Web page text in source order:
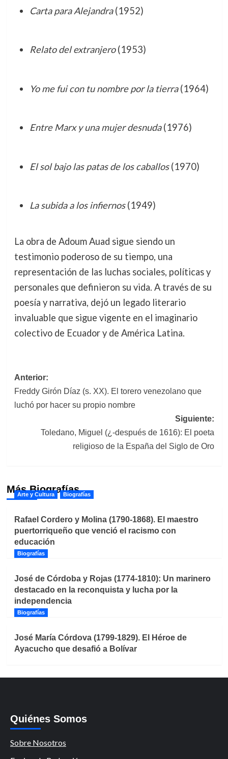
Carta para Alejandra(1952)
Relato del extranjero(1953)
Yo me fui con tu nombre por la tierra(1964)
Entre Marx y una mujer desnuda(1976)
El sol bajo las patas de los caballos(1970)
La subida a los infiernos(1949)
La obra de Adoum Auad sigue siendo un
testimonio poderoso de su tiempo, una
representación de las luchas sociales, políticas y
personales que definieron su vida. A través de su
poesía y narrativa, dejó un legado literario
invaluable que sigue vigente en el imaginario
colectivo de Ecuador y de América Latina.
Navegación
de
entradas
Anterior:
Freddy Girón Díaz (s. XX). El torero venezolano que
luchó por hacer su propio nombre
Siguiente:
Toledano, Miguel (¿-después de 1616): El poeta
religioso de la España del Siglo de Oro
Más Biografías
Arte y Cultura Biografías
Rafael Cordero y Molina (1790-1868). El maestro
puertorriqueño que venció el racismo con
educación
Biografías
José de Córdoba y Rojas (1774-1810): Un marinero
destacado en la reconquista y lucha por la
independencia
Biografías
José María Córdova (1799-1829). El Héroe de
Ayacucho que desafió a Bolívar
Quiénes Somos
Sobre Nosotros